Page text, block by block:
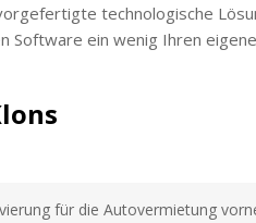
technologische
ein wenig Ihren
für die Autovermietung